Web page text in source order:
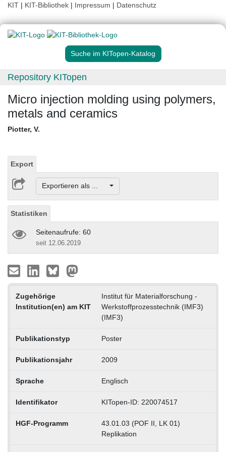
KIT | KIT-Bibliothek | Impressum | Datenschutz
Suche im KITopen-Katalog
Repository KITopen
Micro injection molding using polymers,
metals and ceramics
Piotter, V.
Export
Exportieren als ...
Statistiken
Seitenaufrufe: 60
seit 12.06.2019
Zugehörige
Institution(en) am KIT
Institut für Materialforschung -
Werkstoffprozesstechnik (IMF3)
(IMF3)
Publikationstyp Poster
Publikationsjahr 2009
Sprache Englisch
Identifikator KITopen-ID: 220074517
HGF-Programm
43.01.03 (POF II, LK 01)
Replikation